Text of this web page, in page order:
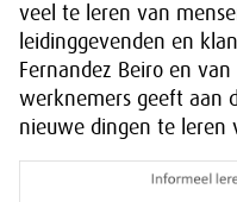
veel te leren van
leidinggevenden en
Fernandez Beiro en
werknemers geeft aan
nieuwe dingen te leren